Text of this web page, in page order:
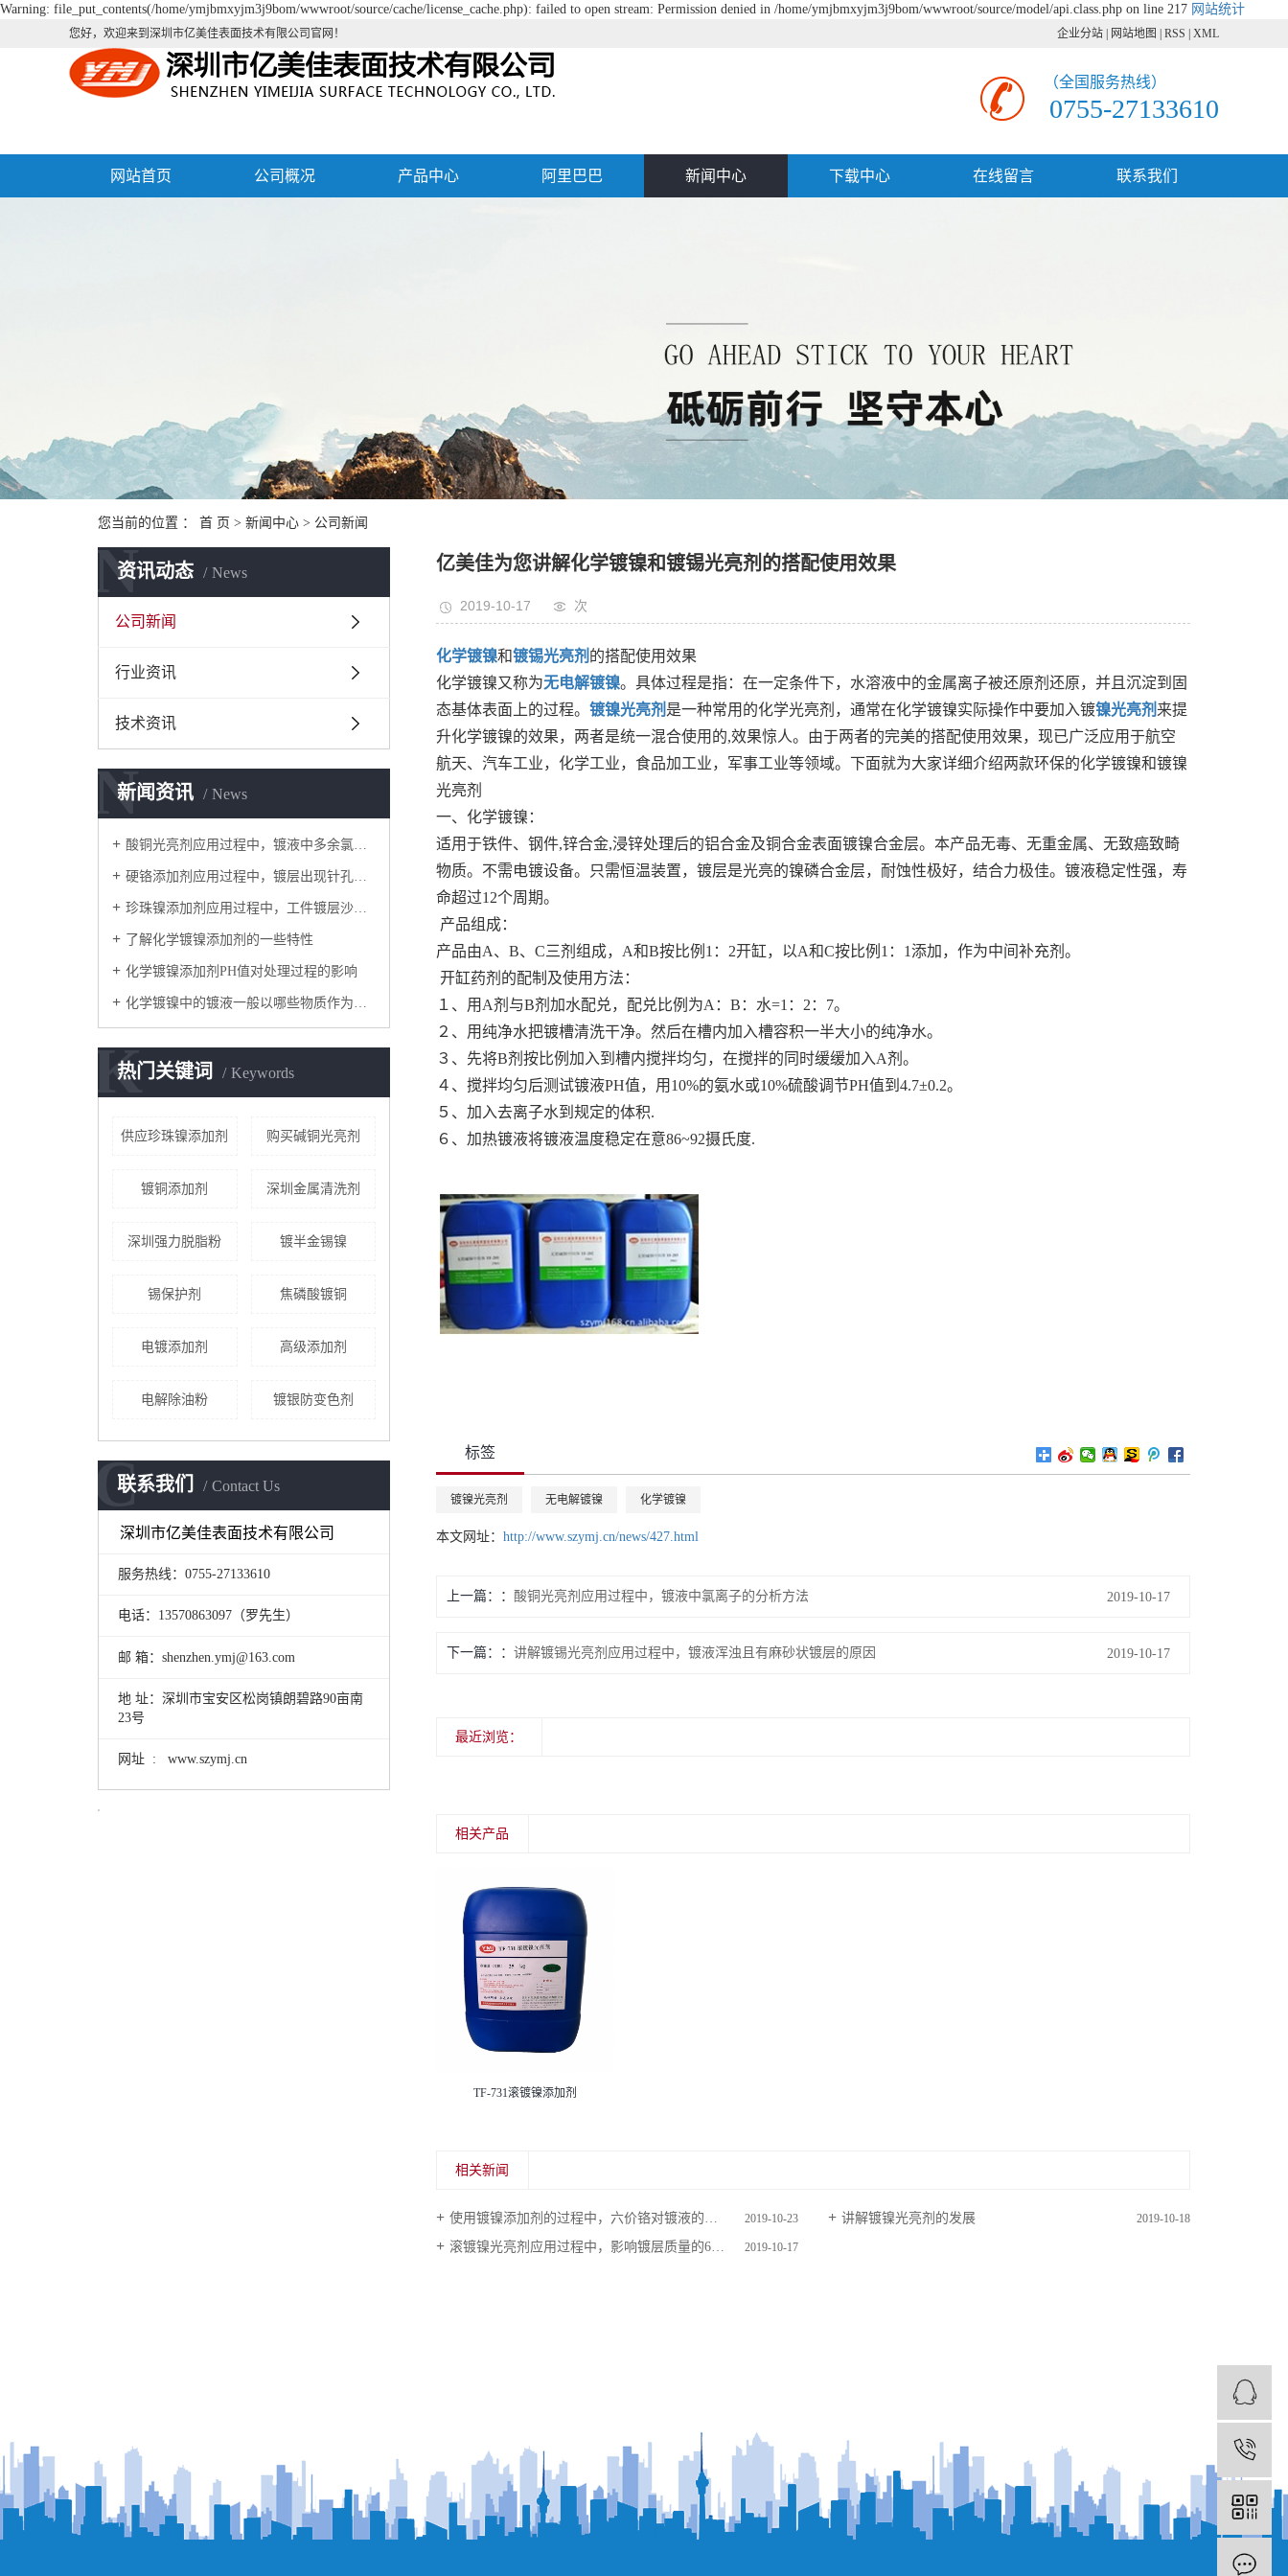
Warning: file_put_contents(/home/ymjbmxyjm3j9bom/wwwroot/source/cache/license_cache.php): failed to open stream: Permission denied in /home/ymjbmxyjm3j9bom/wwwroot/source/model/api.class.php on line 217 网站统计
您好，欢迎来到深圳市亿美佳表面技术有限公司官网！ 企业分站 网站地图 RSS XML
（全国服务热线）
0755-27133610
网站首页 公司概况 产品中心 阿里巴巴 新闻中心 下载中心 在线留言 联系我们
您当前的位置 ： 首 页 > 新闻中心 > 公司新闻
资讯动态 News
N
公司新闻
行业资讯
技术资讯
新闻资讯 News
N
酸铜光亮剂应用过程中，镀液中多余氯离子的两种去除办法
硬铬添加剂应用过程中，镀层出现针孔现象的7个原因
珍珠镍添加剂应用过程中，工件镀层沙感不均匀的解决方法
了解化学镀镍添加剂的一些特性
化学镀镍添加剂PH值对处理过程的影响
化学镀镍中的镀液一般以哪些物质作为还原剂
热门关键词 Keywords
K
供应珍珠镍添加剂 购买碱铜光亮剂
镀铜添加剂 深圳金属清洗剂
深圳强力脱脂粉 镀半金锡镍
锡保护剂 焦磷酸镀铜
电镀添加剂 高级添加剂
电解除油粉 镀银防变色剂
联系我们 Contact Us
C
深圳市亿美佳表面技术有限公司
服务热线：0755-27133610
电话：13570863097（罗先生）
邮 箱：shenzhen.ymj@163.com
地 址：深圳市宝安区松岗镇朗碧路90亩南
23号
网址 : www.szymj.cn
亿美佳为您讲解化学镀镍和镀锡光亮剂的搭配使用效果
2019-10-17 次
化学镀镍和镀锡光亮剂 的搭配使用效果
化学镀镍又称为无电解镀镍。具体过程是指：在一定条件下，水溶液中的金属离子被还原剂还原，并且沉淀到固
态基体表面上的过程。 镀镍光亮剂 是一种常用的化学光亮剂，通常在化学镀镍实际操作中要加入镀镍光亮剂 来提
升化学镀镍的效果，两者是统一混合使用的,效果惊人。由于两者的完美的搭配使用效果，现已广泛应用于航空
航天、汽车工业，化学工业，食品加工业，军事工业等领域。下面就为大家详细介绍两款环保的化学镀镍和镀镍
光亮剂
一、化学镀镍：
适用于铁件、钢件,锌合金,浸锌处理后的铝合金及铜合金表面镀镍合金层。本产品无毒、无重金属、无致癌致畸
物质。不需电镀设备。只需恒温装置，镀层是光亮的镍磷合金层，耐蚀性极好，结合力极佳。镀液稳定性强，寿
命超过12个周期。
产品组成：
产品由A、B、C三剂组成，A和B按比例1：2开缸，以A和C按比例1：1添加，作为中间补充剂。
开缸药剂的配制及使用方法：
１、用A剂与B剂加水配兑，配兑比例为A：B：水=1：2：7。
２、用纯净水把镀槽清洗干净。然后在槽内加入槽容积一半大小的纯净水。
３、先将B剂按比例加入到槽内搅拌均匀，在搅拌的同时缓缓加入A剂。
４、搅拌均匀后测试镀液PH值，用10%的氨水或10%硫酸调节PH值到4.7±0.2。
５、加入去离子水到规定的体积.
６、加热镀液将镀液温度稳定在意86~92摄氏度.
标签
镀镍光亮剂 无电解镀镍 化学镀镍
本文网址： http://www.szymj.cn/news/427.html
上一篇： 酸铜光亮剂应用过程中，镀液中氯离子的分析方法 2019-10-17
下一篇： 讲解镀锡光亮剂应用过程中，镀液浑浊且有麻砂状镀层的原因 2019-10-17
最近浏览：
相关产品
TF-731滚镀镍添加剂
相关新闻
使用镀镍添加剂的过程中，六价铬对镀液的影响及去除办法 2019-10-23 讲解镀镍光亮剂的发展 2019-10-18
滚镀镍光亮剂应用过程中，影响镀层质量的6个因素 2019-10-17